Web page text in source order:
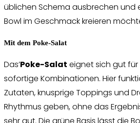
üblichen Schema ausbrechen und
Bowl im Geschmack kreieren
Mit dem Poke-Salat
Das’Poke-Salat eignet sich gut
sofortige Kombinationen. Hier
Zutaten, knusprige Toppings und
Rhythmus geben, ohne das